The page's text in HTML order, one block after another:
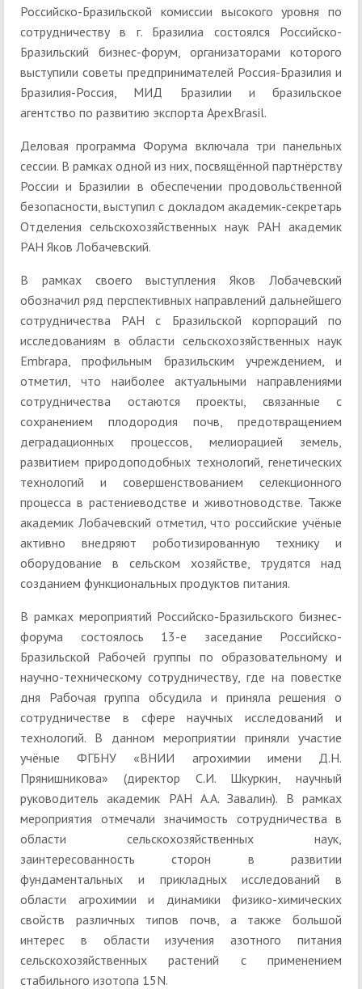
Российско-Бразильской комиссии высокого уровня по
сотрудничеству в г. Бразилиа состоялся Российско-
Бразильский бизнес-форум, организаторами которого
выступили советы предпринимателей Россия-Бразилия и
Бразилия-Россия, МИД Бразилии и бразильское
агентство по развитию экспорта ApexBrasil.
Деловая программа Форума включала три панельных
сессии. В рамках одной из них, посвящённой партнёрству
России и Бразилии в обеспечении продовольственной
безопасности, выступил с докладом академик-секретарь
Отделения сельскохозяйственных наук РАН академик
РАН Яков Лобачевский.
В рамках своего выступления Яков Лобачевский
обозначил ряд перспективных направлений дальнейшего
сотрудничества РАН с Бразильской корпораций по
исследованиям в области сельскохозяйственных наук
Embrapa, профильным бразильским учреждением, и
отметил, что наиболее актуальными направлениями
сотрудничества остаются проекты, связанные с
сохранением плодородия почв, предотвращением
деградационных процессов, мелиорацией земель,
развитием природоподобных технологий, генетических
технологий и совершенствованием селекционного
процесса в растениеводстве и животноводстве. Также
академик Лобачевский отметил, что российские учёные
активно внедряют роботизированную технику и
оборудование в сельском хозяйстве, трудятся над
созданием функциональных продуктов питания.
В рамках мероприятий Российско-Бразильского бизнес-
форума состоялось 13-е заседание Российско-
Бразильской Рабочей группы по образовательному и
научно-техническому сотрудничеству, где на повестке
дня Рабочая группа обсудила и приняла решения о
сотрудничестве в сфере научных исследований и
технологий. В данном мероприятии приняли участие
учёные ФГБНУ «ВНИИ агрохимии имени Д.Н.
Прянишникова» (директор С.И. Шкуркин, научный
руководитель академик РАН А.А. Завалин). В рамках
мероприятия отмечали значимость сотрудничества в
области сельскохозяйственных наук,
заинтересованность сторон в развитии
фундаментальных и прикладных исследований в
области агрохимии и динамики физико-химических
свойств различных типов почв, а также большой
интерес в области изучения азотного питания
сельскохозяйственных растений с применением
стабильного изотопа 15N.